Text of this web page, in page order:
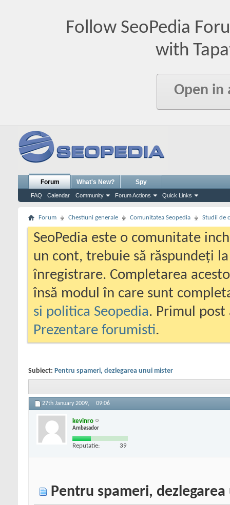
Follow SeoPedia
with
Open in
Forum
FAQ Calendar Community Forum Actions Quick Links
What's New? Spy
Forum Chestiuni generale Comunitatea Seopedia Studii de
SeoPedia este o comunitate
un cont, trebuie să răspundeți
înregistrare. Completarea
însă modul în care sunt
si politica Seopedia. Primul
Prezentare forumisti.
Subiect: Pentru spameri, dezlegarea unui mister
27th January 2009, 09:06
kevinro
Ambasador
Reputatie: 39
Pentru spameri,